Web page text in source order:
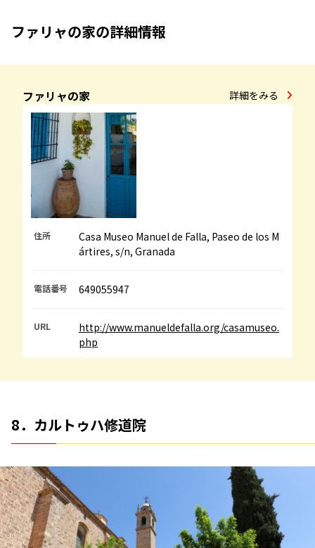
ファリャの家の詳細情報
ファリャの家 詳細をみる
住所
Casa Museo Manuel de Falla, Paseo de los M
ártires, s/n, Granada
電話番号 649055947
URL
http://www.manueldefalla.org/casamuseo.
php
8．カルトゥハ修道院